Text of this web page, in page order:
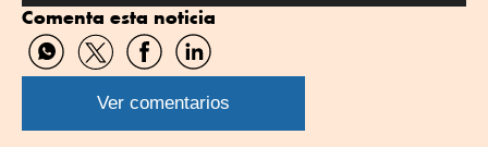
Comenta esta noticia
Compartir
por
WhatsApp
Compartir
por
Twitter
Compartir
por
Facebook
Compartir
por
Linkedin
Ver comentarios